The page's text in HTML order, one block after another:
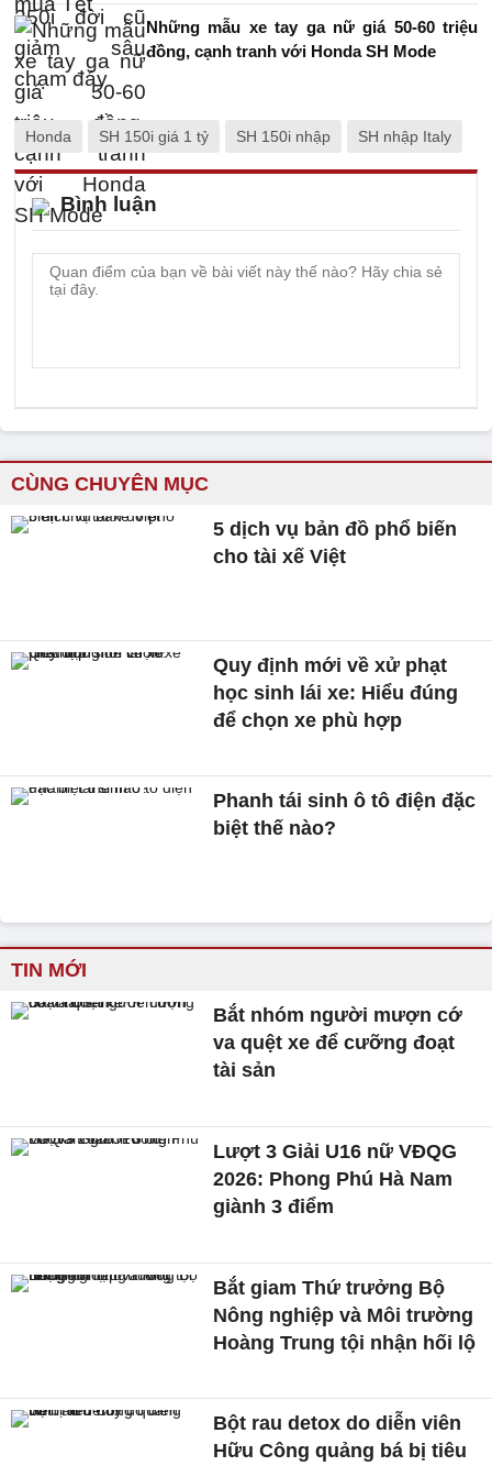
Những mẫu xe tay ga nữ giá 50-60 triệu
đồng, cạnh tranh với Honda SH Mode
Honda SH 150i giá 1 tỷ SH 150i nhập SH nhập Italy
Bình luận
CÙNG CHUYÊN MỤC
5 dịch vụ bản đồ phổ biến
cho tài xế Việt
Quy định mới về xử phạt
học sinh lái xe: Hiểu đúng
để chọn xe phù hợp
Phanh tái sinh ô tô điện đặc
biệt thế nào?
TIN MỚI
Bắt nhóm người mượn cớ
va quệt xe để cưỡng đoạt
tài sản
Lượt 3 Giải U16 nữ VĐQG
2026: Phong Phú Hà Nam
giành 3 điểm
Bắt giam Thứ trưởng Bộ
Nông nghiệp và Môi trường
Hoàng Trung tội nhận hối lộ
Bột rau detox do diễn viên
Hữu Công quảng bá bị tiêu